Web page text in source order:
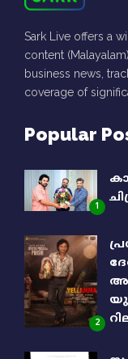
Sark Live offers a
content
business news,
coverage of
Popular
1
2